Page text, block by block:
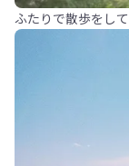
ふたりで散歩をし